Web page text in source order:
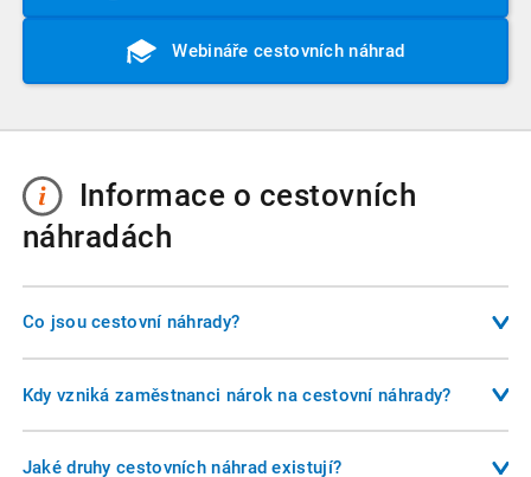
Webináře cestovních náhrad
Informace o cestovních
náhradách
Co jsou cestovní náhrady?
Cestovní náhrady představují zákonné plnění, které
zaměstnavatel poskytuje zaměstnanci v souvislosti s
výdajů, stravného, ubytování a dalších nutných výdajů
Kdy vzniká zaměstnanci nárok na cestovní náhrady?
Nárok vzniká při pracovní cestě, při výkonu práce mimo
rozvrh směn, při přeložení zaměstnance, při výkonu práce v
Jaké druhy cestovních náhrad existují?